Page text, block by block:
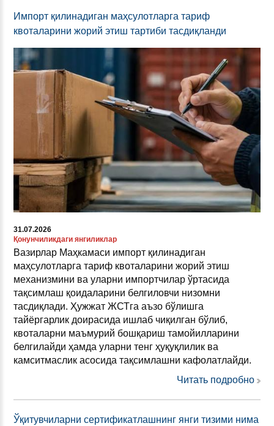
Импорт қилинадиган маҳсулотларга тариф
квоталарини жорий этиш тартиби тасдиқланди
31.07.2026
Қонунчиликдаги янгиликлар
Вазирлар Маҳкамаси импорт қилинадиган
маҳсулотларга тариф квоталарини жорий этиш
механизмини ва уларни импортчилар ўртасида
тақсимлаш қоидаларини белгиловчи низомни
тасдиқлади. Ҳужжат ЖСТга аъзо бўлишга
тайёргарлик доирасида ишлаб чиқилган бўлиб,
квоталарни маъмурий бошқариш тамойилларини
белгилайди ҳамда уларни тенг ҳуқуқлилик ва
камситмаслик асосида тақсимлашни кафолатлайди.
Читать подробно
Ўқитувчиларни сертификатлашнинг янги тизими нима